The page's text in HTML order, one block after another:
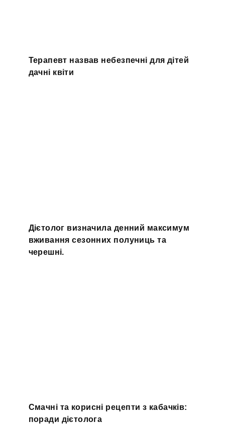
Терапевт назвав небезпечні для дітей
дачні квіти
Дієтолог визначила денний максимум
вживання сезонних полуниць та
черешні.
Смачні та корисні рецепти з кабачків:
поради дієтолога